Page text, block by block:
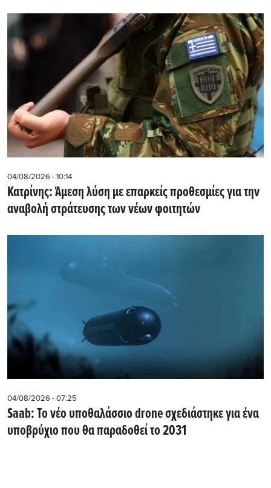
04/08/2026 - 10:14
Κατρίνης: Άμεση λύση με επαρκείς προθεσμίες για την
αναβολή στράτευσης των νέων φοιτητών
04/08/2026 - 07:25
Saab: Το νέο υποθαλάσσιο drone σχεδιάστηκε για ένα
υποβρύχιο που θα παραδοθεί το 2031